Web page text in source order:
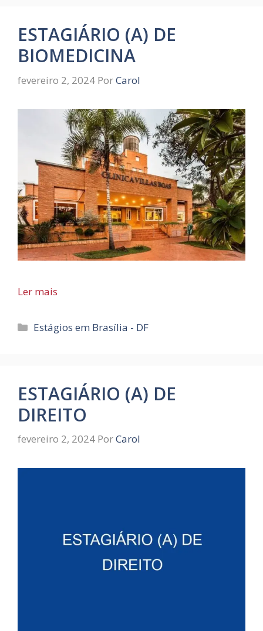
ESTAGIÁRIO (A) DE
BIOMEDICINA
fevereiro 2, 2024 PorCarol
Ler mais
Categorias
Estágios em Brasília - DF
ESTAGIÁRIO (A) DE
DIREITO
fevereiro 2, 2024 PorCarol